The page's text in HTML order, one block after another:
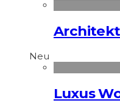
Neu
Luxus